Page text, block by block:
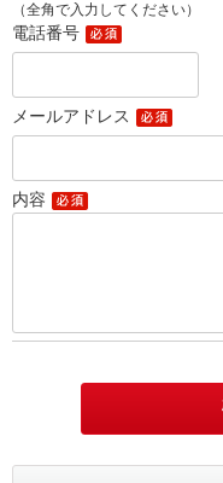
（全角で入力してください）
電話番号
メールアドレス
内容